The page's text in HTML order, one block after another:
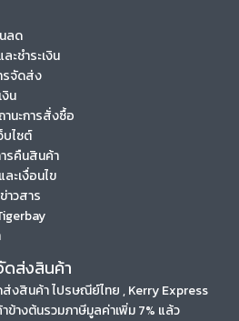
ลด
ะชำระเงิน
รจัดส่ง
งิน
นะการสั่งซื้อ
บไซต์
รคืนสินค้า
ะเงื่อนไข
าวสาร
ดส่งสินค้า
งสินค้า ไปรษณีย์ไทย , Kerry Express
ข้างต้นรวมภาษีมูลค่าเพิ่ม 7% แล้ว